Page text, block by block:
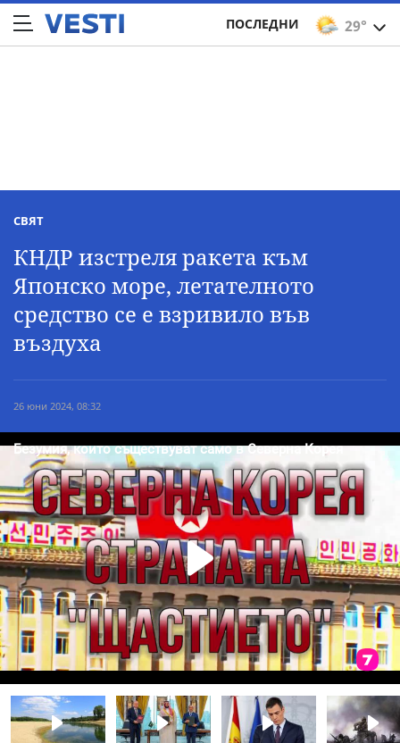
29°
ПОСЛЕДНИ
СВЯТ
КНДР изстреля ракета към
Японско море, летателното
средство се е взривило във
въздуха
26 юни 2024, 08:32